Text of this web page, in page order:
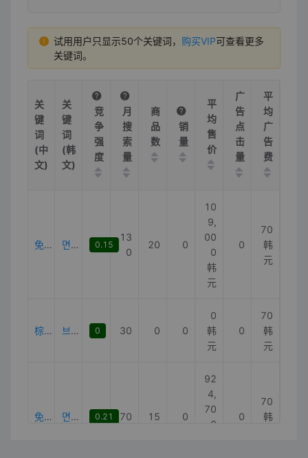
试用用户只显示50个关键词， 购买VIP可查看更多
关键词。
关
键
词
(中
文)
关
键
词
(韩
文)
竞
争
强
度
月
搜
索
量
商
品
数
销
量
平
均
售
价
广
告
点
击
量
平
均
广
告
费
免税店剃须刀 면세점면도기 0.15
13
0
20 0
10
9,
00
0
韩
元
0
70
韩
元
棕色剃须刀免税店 브라운면도기면세점 0 30 0 0
0
韩
元
0
70
韩
元
免税店电饭锅 면세점밥솥 0.21 70 15 0
92
4,
70
0
0
70
韩